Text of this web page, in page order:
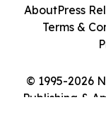
© 1995-2026
Publishing &
AboutPress
Terms &